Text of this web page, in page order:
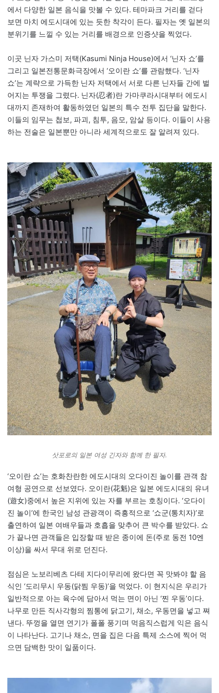
에서 다양한 일본 음식을 맛볼 수 있다. 테마파크 거리를 걷다
보면 마치 에도시대에 있는 듯한 착각이 든다. 필자는 옛 일본의
분위기를 느낄 수 있는 거리를 배경으로 인증샷을 찍었다.
이곳 닌자 가스미 저택(Kasumi Ninja House)에서 ‘닌자 쇼’를
그리고 일본전통문화극장에서 ‘오이란 쇼’를 관람했다. ‘닌자
쇼’는 계략으로 가득한 닌자 저택에서 서로 다른 닌자들 간에 벌
어지는 투쟁을 그렸다. 닌자(忍者)란 가마쿠라시대부터 에도시
대까지 존재하여 활동하였던 일본의 특수 전투 집단을 말한다.
이들의 임무는 첩보, 파괴, 침투, 음모, 암살 등이다. 이들이 사용
하는 전술은 일본뿐만 아니라 세계적으로도 잘 알려져 있다.
삿포로의 일본 여성 긴자와 함께 한 필자.
‘오이란 쇼’는 호화찬란한 에도시대의 오다이진 놀이를 관객 참
여형 공연으로 선보였다. 오이란(花魁)은 일본 에도시대의 유녀
(遊女)중에서 높은 지위에 있는 자를 부르는 호칭이다. ‘오다이
진 놀이’에 한국인 남성 관광객이 즉흥적으로 ‘쇼군(통치자)’로
출연하여 일본 여배우들과 호흡을 맞추어 큰 박수를 받았다. 쇼
가 끝나면 관객들은 입장할 때 받은 종이에 돈(주로 동전 10엔
이상)을 싸서 무대 위로 던진다.
점심은 노보리베츠 다테 지다이무리에 왔다면 꼭 맛봐야 할 음
식인 ‘도리무시 우동(닭찜 우동)’을 먹었다. 이 현지식은 우리가
일반적으로 아는 육수에 담아서 먹는 면이 아닌 ‘찐 우동’이다.
나무로 만든 직사각형의 찜통에 닭고기, 채소, 우동면을 넣고 쪄
낸다. 뚜껑을 열면 연기가 폴폴 풍기며 먹음직스럽게 익은 음식
이 나타난다. 고기나 채소, 면을 집은 다음 특제 소스에 찍어 먹
으면 담백한 맛이 일품이다.